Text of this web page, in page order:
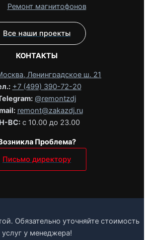
Ремонт магнитофонов
Все наши проекты
КОНТАКТЫ
Ленинградское ш. 21
+7 (499) 390-72-20
@remontzdj‬
remont@zakazdj.ru
ВС: с 10.00 до 23.00
Проблема?
Письмо директору
Обязательно уточняйте стоимость
услуг у менеджера!